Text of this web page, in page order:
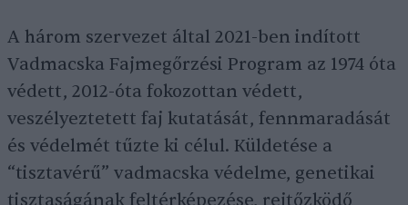
A három szervezet által 2021-ben indított
Vadmacska Fajmegőrzési Program az 1974 óta
védett, 2012-óta fokozottan védett,
veszélyeztetett faj kutatását, fennmaradását
és védelmét tűzte ki célul. Küldetése a
“tisztavérű” vadmacska védelme, genetikai